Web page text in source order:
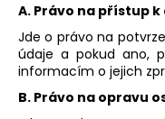
A. Právo na přístup
Jde o právo na
údaje a pokud ano,
informacím o jejich
B. Právo na opravu